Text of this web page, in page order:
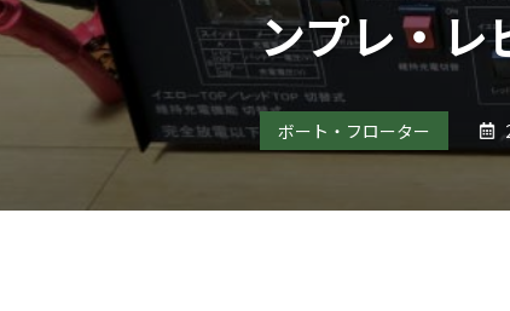
ンプレ・レ
ボート・フローター